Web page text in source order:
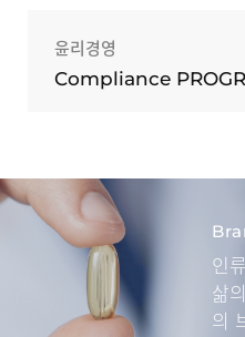
윤리경영
Compliance
인
삶
의